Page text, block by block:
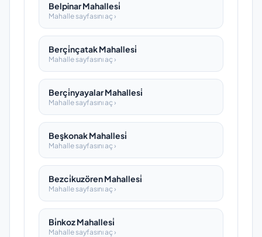
Belpinar Mahallesi̇
Mahalle sayfasını aç ›
Berçi̇nçatak Mahallesi̇
Mahalle sayfasını aç ›
Berçi̇nyayalar Mahallesi̇
Mahalle sayfasını aç ›
Beşkonak Mahallesi̇
Mahalle sayfasını aç ›
Bezci̇kuzören Mahallesi̇
Mahalle sayfasını aç ›
Bi̇nkoz Mahallesi̇
Mahalle sayfasını aç ›